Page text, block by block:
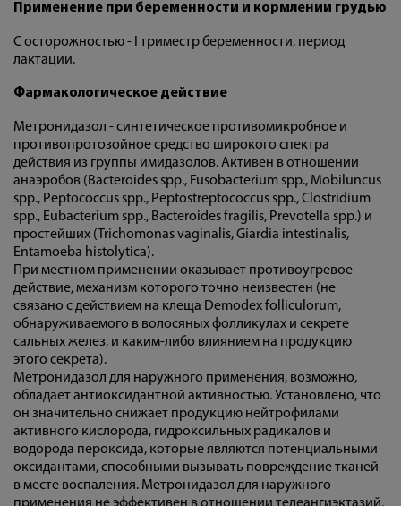
Применение при беременности и кормлении грудью
С осторожностью - I триместр беременности, период
лактации.
Фармакологическое действие
Метронидазол - синтетическое противомикробное и
противопротозойное средство широкого спектра
действия из группы имидазолов. Активен в отношении
анаэробов (Bacteroides spp., Fusobacterium spp., Mobiluncus
spp., Peptococcus spp., Peptostreptococcus spp., Clostridium
spp., Eubacterium spp., Bacteroides fragilis, Prevotella spp.) и
простейших (Trichomonas vaginalis, Giardia intestinalis,
Entamoeba histolytica).
При местном применении оказывает противоугревое
действие, механизм которого точно неизвестен (не
связано с действием на клеща Demodex folliculorum,
обнаруживаемого в волосяных фолликулах и секрете
сальных желез, и каким-либо влиянием на продукцию
этого секрета).
Метронидазол для наружного применения, возможно,
обладает антиоксидантной активностью. Установлено, что
он значительно снижает продукцию нейтрофилами
активного кислорода, гидроксильных радикалов и
водорода пероксида, которые являются потенциальными
оксидантами, способными вызывать повреждение тканей
в месте воспаления. Метронидазол для наружного